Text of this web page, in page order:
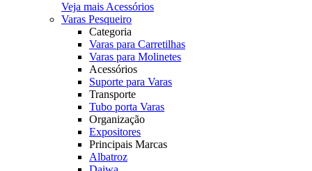
Veja mais Acessórios
Varas Pesqueiro
Categoria
Varas para Carretilhas
Varas para Molinetes
Acessórios
Suporte para Varas
Transporte
Tubo porta Varas
Organização
Expositores
Principais Marcas
Albatroz